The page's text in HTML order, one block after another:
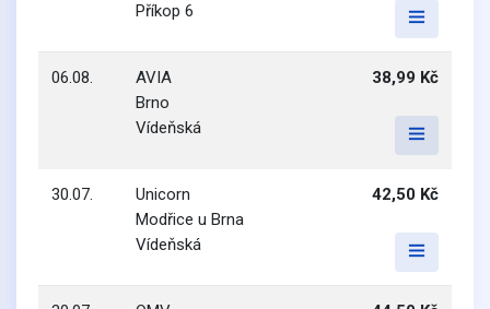
Příkop 6
06.08.
AVIA
Brno
Vídeňská
38,99 Kč
30.07.
Unicorn
Modřice u Brna
Vídeňská
42,50 Kč